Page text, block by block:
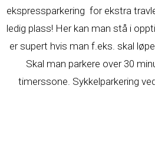
ekspressparkering for ekstra
ledig plass! Her kan man stå i
er supert hvis man f.eks. skal
Skal man parkere over 30
timerssone. Sykkelparkering